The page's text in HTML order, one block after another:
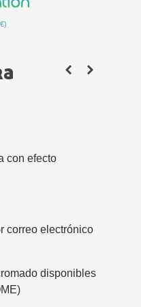
Paga en 4 plazos sin
Entrega en un
Obtenga su presupuesto
con efecto
correo electrónico
disponibles